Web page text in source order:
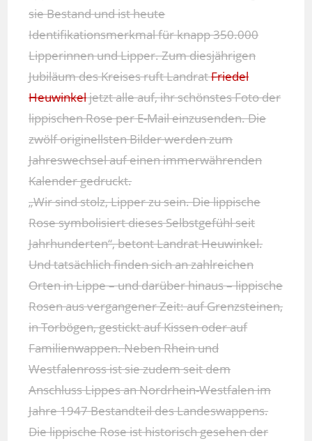
sie Bestand und ist heute
Identifikationsmerkmal für knapp 350.000
Lipperinnen und Lipper. Zum diesjährigen
Jubiläum des Kreises ruft LandratFriedel
Heuwinkeljetzt alle auf, ihr schönstes Foto der
lippischen Rose per E-Mail einzusenden. Die
zwölf originellsten Bilder werden zum
Jahreswechsel auf einen immerwährenden
Kalender gedruckt.
„Wir sind stolz, Lipper zu sein. Die lippische
Rose symbolisiert dieses Selbstgefühl seit
Jahrhunderten“, betont Landrat Heuwinkel.
Und tatsächlich finden sich an zahlreichen
Orten in Lippe – und darüber hinaus – lippische
Rosen aus vergangener Zeit: auf Grenzsteinen,
in Torbögen, gestickt auf Kissen oder auf
Familienwappen. Neben Rhein und
Westfalenross ist sie zudem seit dem
Anschluss Lippes an Nordrhein-Westfalen im
Jahre 1947 Bestandteil des Landeswappens.
Die lippische Rose ist historisch gesehen der